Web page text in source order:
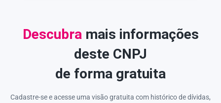
Descubramais informações
deste CNPJ
de forma gratuita
Cadastre-se e acesse uma visão gratuita com histórico de dívidas,